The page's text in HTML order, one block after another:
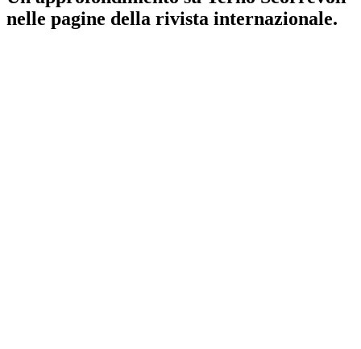
nelle pagine della rivista internazionale.